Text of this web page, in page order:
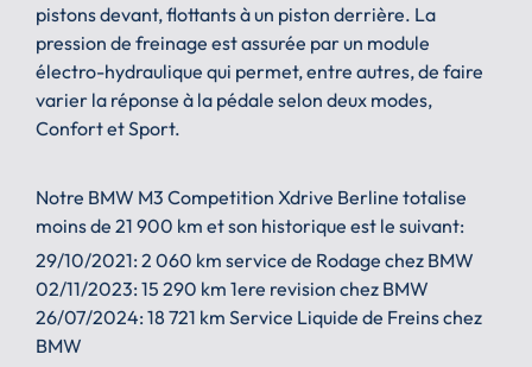
pistons devant, flottants à un piston derrière. La
pression de freinage est assurée par un module
électro-hydraulique qui permet, entre autres, de faire
varier la réponse à la pédale selon deux modes,
Confort et Sport.
Notre BMW M3 Competition Xdrive Berline totalise
moins de 21 900 km et son historique est le suivant:
29/10/2021: 2 060 km service de Rodage chez BMW
02/11/2023: 15 290 km 1ere revision chez BMW
26/07/2024: 18 721 km Service Liquide de Freins chez
BMW